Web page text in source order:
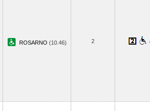
ROSARNO (10.46) 2